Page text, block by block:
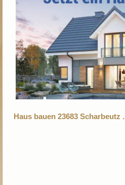
Haus bauen 23683 Scharbeutz .